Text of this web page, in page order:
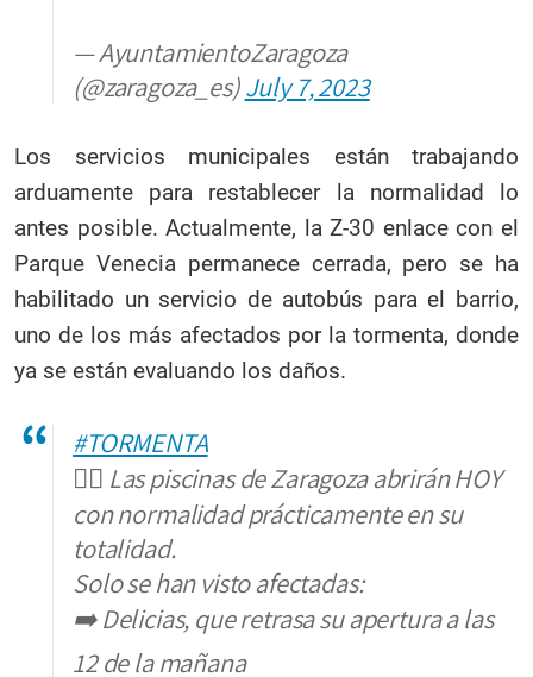
— AyuntamientoZaragoza
(@zaragoza_es)July 7, 2023
Los servicios municipales están trabajando
arduamente para restablecer la normalidad lo
antes posible. Actualmente, la Z-30 enlace con el
Parque Venecia permanece cerrada, pero se ha
habilitado un servicio de autobús para el barrio,
uno de los más afectados por la tormenta, donde
ya se están evaluando los daños.
#TORMENTA
🏊‍♀ Las piscinas de Zaragoza abrirán HOY
con normalidad prácticamente en su
totalidad.
Solo se han visto afectadas:
➡️ Delicias, que retrasa su apertura a las
12 de la mañana